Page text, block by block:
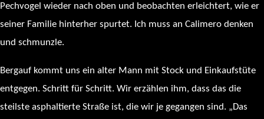
Pechvogel wieder nach oben und beobachten erleichtert, wie er
seiner Familie hinterher spurtet. Ich muss an Calimero denken
und schmunzle.
Bergauf kommt uns ein alter Mann mit Stock und Einkaufstüte
entgegen. Schritt für Schritt. Wir erzählen ihm, dass das die
steilste asphaltierte Straße ist, die wir je gegangen sind. „Das